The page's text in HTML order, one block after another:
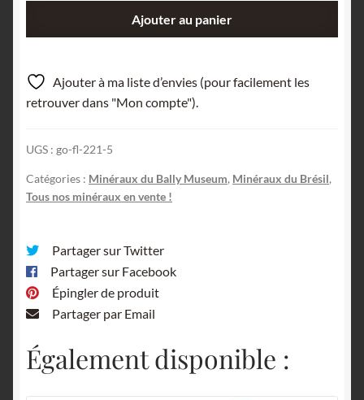
Rio
Grande
do
Brésil.
Ajouter au panier
Ajouter à ma liste d’envies (pour facilement les
retrouver dans "Mon compte").
UGS : go-fl-221-5
Catégories : Minéraux du Bally Museum, Minéraux du Brésil,
Tous nos minéraux en vente !
Partager sur Twitter
Partager sur Facebook
Épingler de produit
Partager par Email
Également disponible :